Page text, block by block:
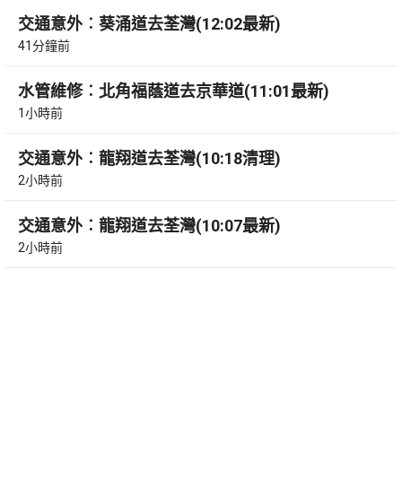
交通意外︰葵涌道去荃灣(12:02最新)
41分鐘前
水管維修︰北角福蔭道去京華道(11:01最新)
1小時前
交通意外︰龍翔道去荃灣(10:18清理)
2小時前
交通意外︰龍翔道去荃灣(10:07最新)
2小時前